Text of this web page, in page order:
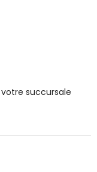
succursale